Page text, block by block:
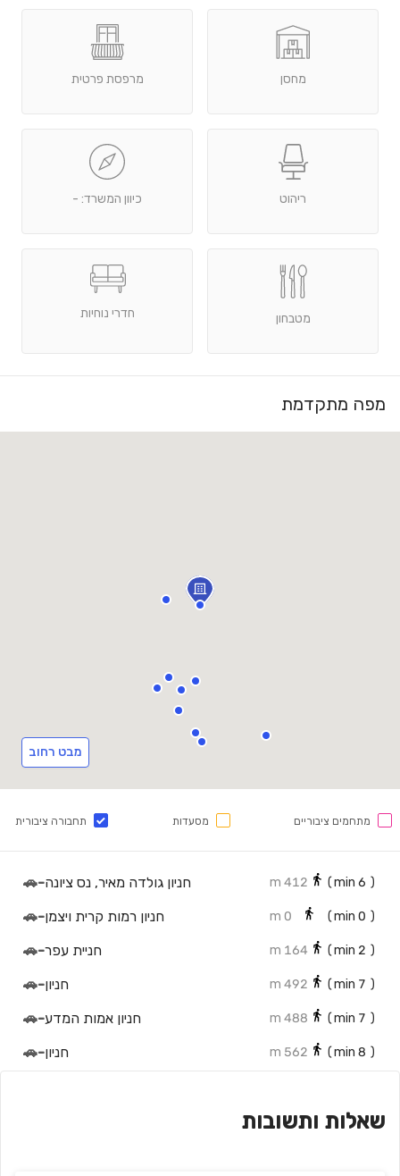
מחסן מרפסת פרטית
ריהוט כיוון המשרד: -
מטבחון חדרי נוחיות
מפה מתקדמת
מבט רחוב
מתחמים ציבוריים מסעדות תחבורה ציבורית
(
6
412 m חניון גולדה מאיר, נס ציונה-
🚗
(
0
0 m חניון רמות קרית ויצמן-
🚗
(
2
164 m חניית עפר-
🚗
(
7
492 m חניון-
🚗
(
7
488 m חניון אמות המדע-
🚗
(
8
562 m חניון-
🚗
(
10
min)
714 m
שאלות ותשובות